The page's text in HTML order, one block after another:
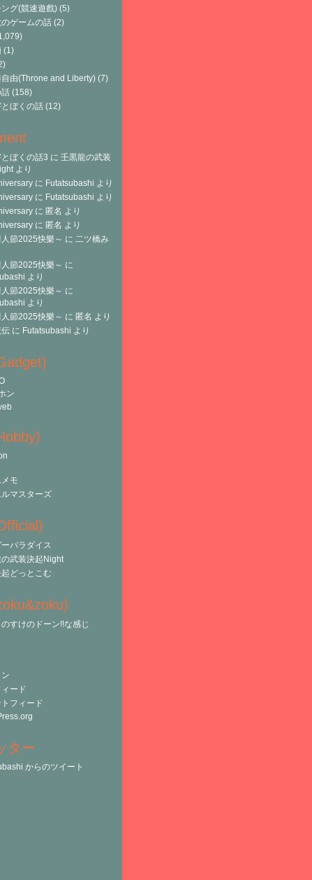
ング(競速遊戲) (5)
のゲームの話 (2)
(1)
自由(Throne and Liberty) (7)
話 (158)
ぼくの話 (12)
ぼくの話3 に 壬黒龍の武装
より
に Futatsubashi より
に Futatsubashi より
に 匿名 より
に 匿名 より
節2025快樂～ に 二ツ橋み
節2025快樂～ に
より
節2025快樂～ に
より
節2025快樂～ に 匿名 より
伝 に Futatsubashi より
ン
モ
マスターズ
パラダイス
武装決起Night
どっとこむ
のすけのドーン!!な感じ
ード
トフィード
ター
からのツイート